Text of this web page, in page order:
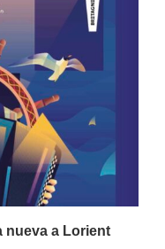
nueva a Lorient